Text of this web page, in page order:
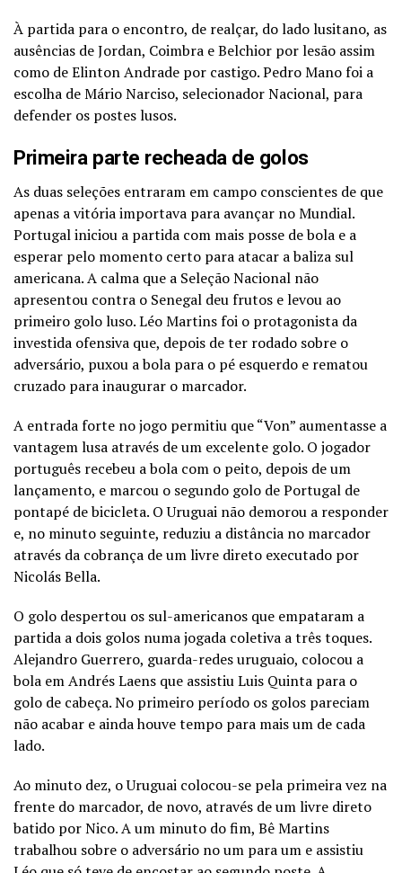
À partida para o encontro, de realçar, do lado lusitano, as
ausências de Jordan, Coimbra e Belchior por lesão assim
como de Elinton Andrade por castigo. Pedro Mano foi a
escolha de Mário Narciso, selecionador Nacional, para
defender os postes lusos.
Primeira parte recheada de golos
As duas seleções entraram em campo conscientes de que
apenas a vitória importava para avançar no Mundial.
Portugal iniciou a partida com mais posse de bola e a
esperar pelo momento certo para atacar a baliza sul
americana. A calma que a Seleção Nacional não
apresentou contra o Senegal deu frutos e levou ao
primeiro golo luso. Léo Martins foi o protagonista da
investida ofensiva que, depois de ter rodado sobre o
adversário, puxou a bola para o pé esquerdo e rematou
cruzado para inaugurar o marcador.
A entrada forte no jogo permitiu que “Von” aumentasse a
vantagem lusa através de um excelente golo. O jogador
português recebeu a bola com o peito, depois de um
lançamento, e marcou o segundo golo de Portugal de
pontapé de bicicleta. O Uruguai não demorou a responder
e, no minuto seguinte, reduziu a distância no marcador
através da cobrança de um livre direto executado por
Nicolás Bella.
O golo despertou os sul-americanos que empataram a
partida a dois golos numa jogada coletiva a três toques.
Alejandro Guerrero, guarda-redes uruguaio, colocou a
bola em Andrés Laens que assistiu Luis Quinta para o
golo de cabeça.No primeiro período os golos pareciam
não acabar e ainda houve tempo para mais um de cada
lado.
Ao minuto dez, o Uruguai colocou-se pela primeira vez na
frente do marcador, de novo, através de um livre direto
batido por Nico. A um minuto do fim, Bê Martins
trabalhou sobre o adversário no um para um e assistiu